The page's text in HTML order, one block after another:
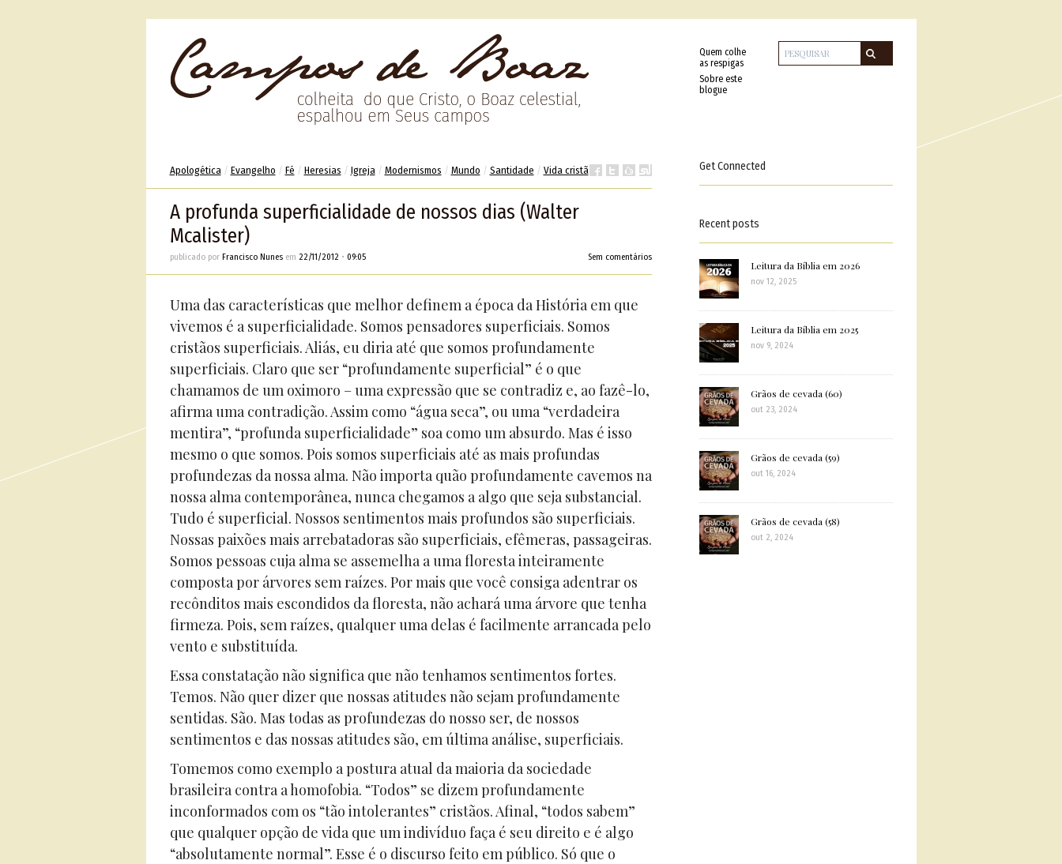
Quem colhe
as respigas
Sobre este
blogue
Apologética / Evangelho / Fé / Heresias / Igreja / Modernismos / Mundo / Santidade / Vida cristã
A profunda superficialidade de nossos dias (Walter
Mcalister)
publicado por Francisco Nunesem 22/11/2012 • 09:05 Sem comentários
Uma das características que melhor definem a época da História em que
vivemos é a superficialidade. Somos pensadores superficiais. Somos
cristãos superficiais. Aliás, eu diria até que somos profundamente
superficiais. Claro que ser “profundamente superficial” é o que
chamamos de um oximoro – uma expressão que se contradiz e, ao fazê-lo,
afirma uma contradição. Assim como “água seca”, ou uma “verdadeira
mentira”, “profunda superficialidade” soa como um absurdo. Mas é isso
mesmo o que somos. Pois somos superficiais até as mais profundas
profundezas da nossa alma. Não importa quão profundamente cavemos na
nossa alma contemporânea, nunca chegamos a algo que seja substancial.
Tudo é superficial. Nossos sentimentos mais profundos são superficiais.
Nossas paixões mais arrebatadoras são superficiais, efêmeras, passageiras.
Somos pessoas cuja alma se assemelha a uma floresta inteiramente
composta por árvores sem raízes. Por mais que você consiga adentrar os
recônditos mais escondidos da floresta, não achará uma árvore que tenha
firmeza. Pois, sem raízes, qualquer uma delas é facilmente arrancada pelo
vento e substituída.
Essa constatação não significa que não tenhamos sentimentos fortes.
Temos. Não quer dizer que nossas atitudes não sejam profundamente
sentidas. São. Mas todas as profundezas do nosso ser, de nossos
sentimentos e das nossas atitudes são, em última análise, superficiais.
Tomemos como exemplo a postura atual da maioria da sociedade
brasileira contra a homofobia. “Todos” se dizem profundamente
inconformados com os “tão intolerantes” cristãos. Afinal, “todos sabem”
que qualquer opção de vida que um indivíduo faça é seu direito e é algo
“absolutamente normal”. Esse é o discurso feito em público. Só que o
Get Connected
Recent posts
Leitura da Bíblia em 2026
nov 12, 2025
Leitura da Bíblia em 2025
nov 9, 2024
Grãos de cevada (60)
out 23, 2024
Grãos de cevada (59)
out 16, 2024
Grãos de cevada (58)
out 2, 2024